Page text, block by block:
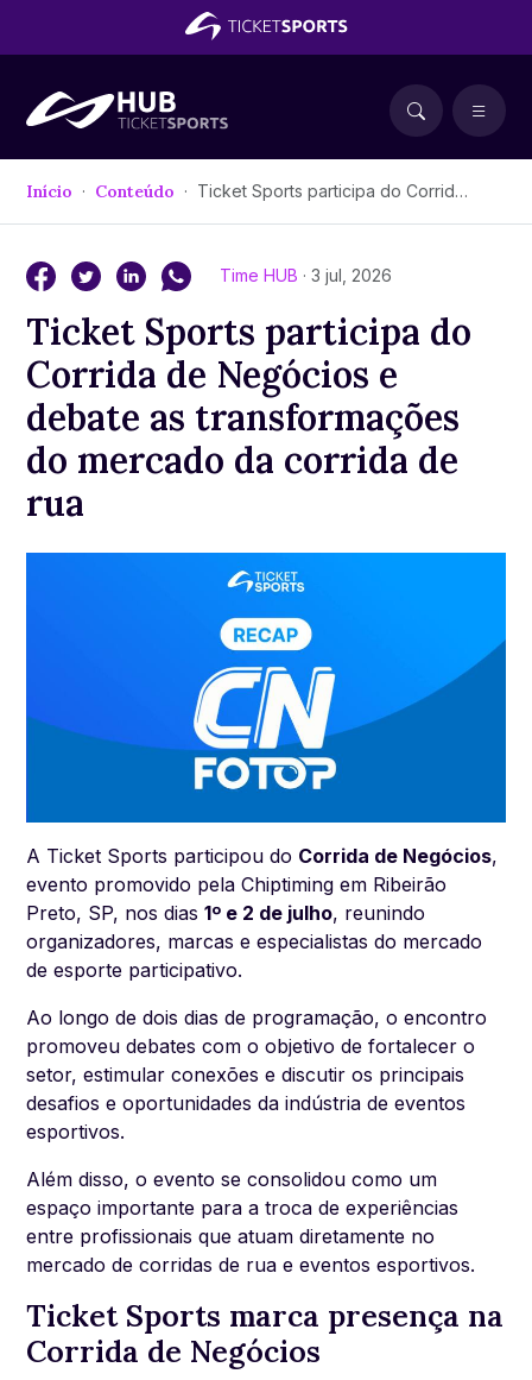
Início Conteúdo Ticket Sports participa do Corrida de Negócios e debate as transformações do mercado da corrida de rua
Time HUB · 3 jul, 2026
Ticket Sports participa do
Corrida de Negócios e
debate as transformações
do mercado da corrida de
rua
A Ticket Sports participou do Corrida de Negócios,
evento promovido pela Chiptiming em Ribeirão
Preto, SP, nos dias 1º e 2 de julho, reunindo
organizadores, marcas e especialistas do mercado
de esporte participativo.
Ao longo de dois dias de programação, o encontro
promoveu debates com o objetivo de fortalecer o
setor, estimular conexões e discutir os principais
desafios e oportunidades da indústria de eventos
esportivos.
Além disso, o evento se consolidou como um
espaço importante para a troca de experiências
entre profissionais que atuam diretamente no
mercado de corridas de rua e eventos esportivos.
Ticket Sports marca presença na
Corrida de Negócios